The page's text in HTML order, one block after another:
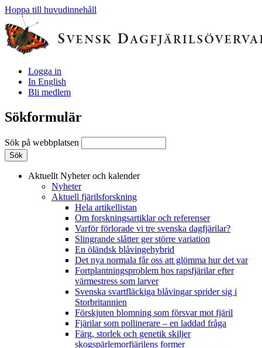
Hoppa till huvudinnehåll
Logga in
In English
Bli medlem
Sökformulär
Sök på webbplatsen
Aktuellt Nyheter och kalender
Nyheter
Aktuell fjärilsforskning
Hela artikellistan
Om forskningsartiklar och referenser
Varför förlorade vi tre svenska dagfjärilar?
Slingrande slåtter ger större variation
En öländsk blåvingehybrid
Det nya normala får oss att glömma hur det var
Fortplantningsproblem hos rapsfjärilar efter
värmestress som larver
Svenska svartfläckiga blåvingar sprider sig i
Storbritannien
Förskjuten blomning som försvar mot fjäril
Fjärilar som pollinerare – en laddad fråga
Färg, storlek och genetik skiljer
skogspärlemorfjärilens former